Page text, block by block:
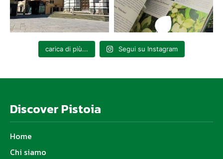
carica di più... Segui su Instagram
Discover Pistoia
Home
Chi siamo